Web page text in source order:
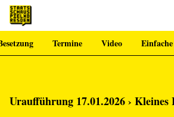
Zum Hauptinhalt springen Zum Footer
Termine Video
Uraufführung 17.01.2026 › Kleines